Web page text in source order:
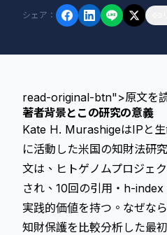
シェア ：
read-original-btn">原文を
著者背景とこの研究の意義
Kate H. MurashigeはIPと
に活動した米国の知財法研
文は、ヒトゲノムプロジェ
され、10回の引用・h-
実践的価値を持つ。なぜな
知財保護を比較分析した最